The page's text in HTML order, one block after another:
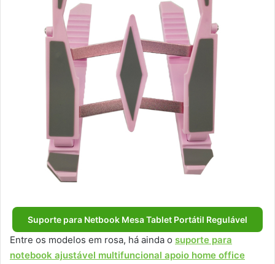
Suporte para Netbook Mesa Tablet Portátil Regulável
Entre os modelos em rosa, há ainda o suporte para
notebook ajustável multifuncional apoio home office